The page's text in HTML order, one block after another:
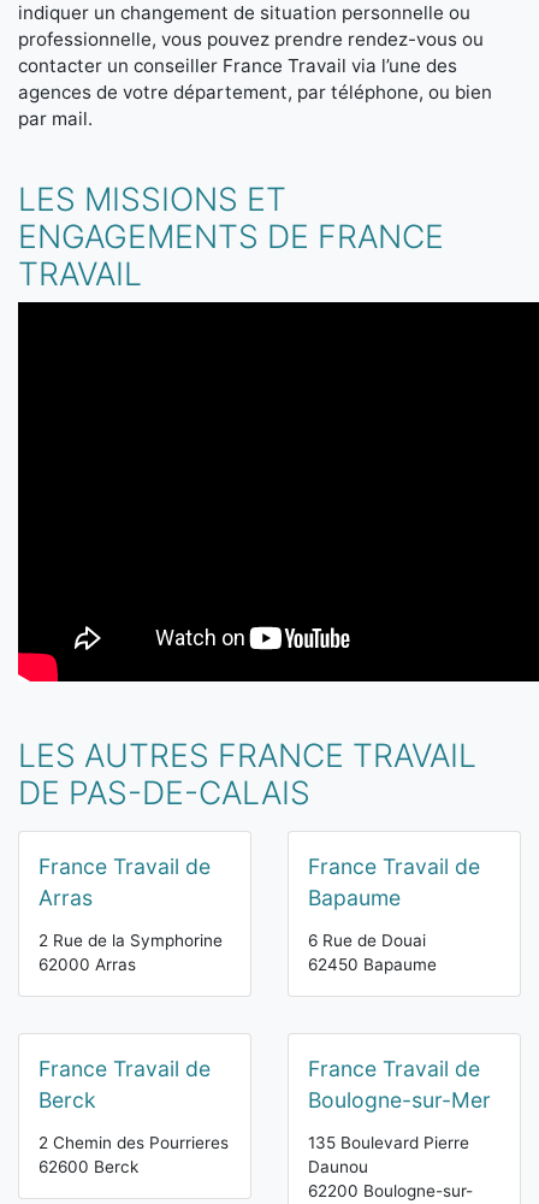
indiquer un changement de situation personnelle ou
professionnelle, vous pouvez prendre rendez-vous ou
contacter un conseiller France Travail via l’une des
agences de votre département, par téléphone, ou bien
par mail.
LES MISSIONS ET
ENGAGEMENTS DE FRANCE
TRAVAIL
LES AUTRES FRANCE TRAVAIL
DE PAS-DE-CALAIS
France Travail de
Arras
2 Rue de la Symphorine
62000 Arras
France Travail de
Bapaume
6 Rue de Douai
62450 Bapaume
France Travail de
Berck
2 Chemin des Pourrieres
62600 Berck
France Travail de
Boulogne-sur-Mer
135 Boulevard Pierre
Daunou
62200 Boulogne-sur-